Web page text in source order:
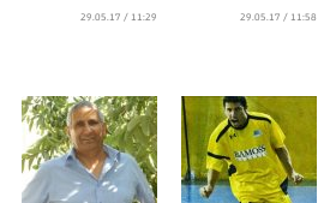
11:58 / 29.05.17
11:29 / 29.05.17